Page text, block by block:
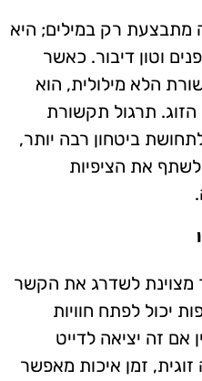
מתבצעת רק במילים; היא
וטון דיבור. כאשר
הלא מילולית, הוא
תרגול תקשורת
ביטחון רבה יותר,
את הציפיות
מצוינת לשדרג את הקשר
יכול לפתח חוויות
זה יציאה לדייט
זמן איכות מאפשר